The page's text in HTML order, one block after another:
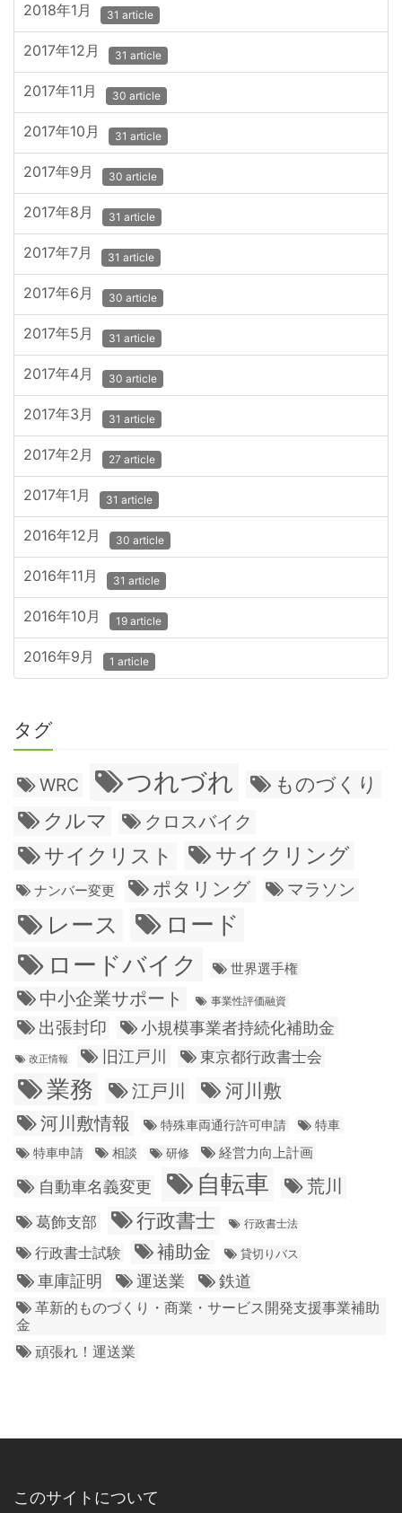
2018年1月 31 article
2017年12月 31 article
2017年11月 30 article
2017年10月 31 article
2017年9月 30 article
2017年8月 31 article
2017年7月 31 article
2017年6月 30 article
2017年5月 31 article
2017年4月 30 article
2017年3月 31 article
2017年2月 27 article
2017年1月 31 article
2016年12月 30 article
2016年11月 31 article
2016年10月 19 article
2016年9月 1 article
タグ
WRC つれづれ ものづくり
クルマ クロスバイク
サイクリスト サイクリング
ナンバー変更 ポタリング マラソン
レース
ロード
ロードバイク
世界選手権
中小企業サポート 事業性評価融資
出張封印 小規模事業者持続化補助金
改正情報 旧江戸川 東京都行政書士会
業務 江戸川
河川敷
河川敷情報
特殊車両通行許可申請
特車
特車申請
相談 研修 経営力向上計画
自動車名義変更 自転車 荒川
葛飾支部 行政書士 行政書士法
行政書士試験 補助金 貸切りバス
車庫証明 運送業 鉄道
革新的ものづくり・商業・サービス開発支援事業補助
金
頑張れ！運送業
このサイトについて